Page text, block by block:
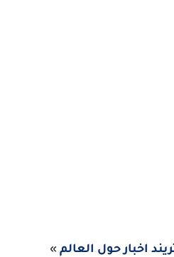
اخبار حول العالم »